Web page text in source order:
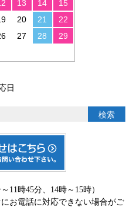
13 14
15
20 21
22
27 28
29
日
11時45分、14時～15時）
お電話に対応できない場合がご